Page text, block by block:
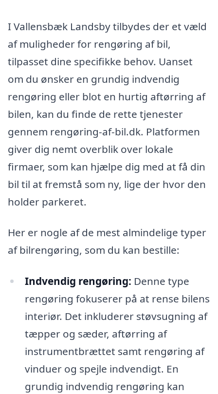
I Vallensbæk Landsby tilbydes der et væld
af muligheder for rengøring af bil,
tilpasset dine specifikke behov. Uanset
om du ønsker en grundig indvendig
rengøring eller blot en hurtig aftørring af
bilen, kan du finde de rette tjenester
gennem rengøring-af-bil.dk. Platformen
giver dig nemt overblik over lokale
firmaer, som kan hjælpe dig med at få din
bil til at fremstå som ny, lige der hvor den
holder parkeret.
Her er nogle af de mest almindelige typer
af bilrengøring, som du kan bestille:
Indvendig rengøring: Denne type
rengøring fokuserer på at rense bilens
interiør. Det inkluderer støvsugning af
tæpper og sæder, aftørring af
instrumentbrættet samt rengøring af
vinduer og spejle indvendigt. En
grundig indvendig rengøring kan